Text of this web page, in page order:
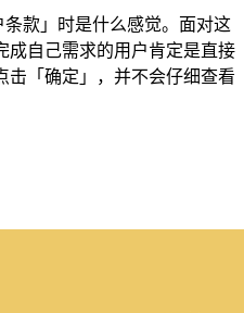
款」时是什么感觉。面对这
成自己需求的用户肯定是直接
击「确定」，并不会仔细查看